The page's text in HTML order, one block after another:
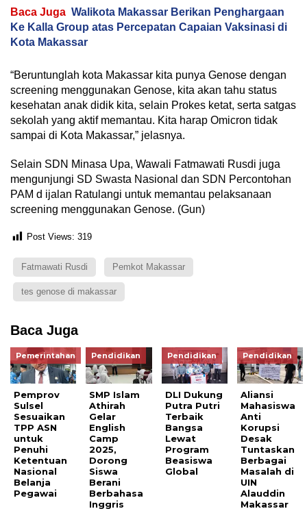
Baca Juga Walikota Makassar Berikan Penghargaan
Ke Kalla Group atas Percepatan Capaian Vaksinasi di
Kota Makassar
“Beruntunglah kota Makassar kita punya Genose dengan
screening menggunakan Genose, kita akan tahu status
kesehatan anak didik kita, selain Prokes ketat, serta satgas
sekolah yang aktif memantau. Kita harap Omicron tidak
sampai di Kota Makassar,” jelasnya.
Selain SDN Minasa Upa, Wawali Fatmawati Rusdi juga
mengunjungi SD Swasta Nasional dan SDN Percontohan
PAM d ijalan Ratulangi untuk memantau pelaksanaan
screening menggunakan Genose. (Gun)
Post Views: 319
Fatmawati Rusdi Pemkot Makassar
tes genose di makassar
Baca Juga
Pemerintahan
Pemprov
Sulsel
Sesuaikan
TPP ASN
untuk
Penuhi
Ketentuan
Nasional
Belanja
Pegawai
Pendidikan
SMP Islam
Athirah
Gelar
English
Camp
2025,
Dorong
Siswa
Berani
Berbahasa
Inggris
Pendidikan
DLI Dukung
Putra Putri
Terbaik
Bangsa
Lewat
Program
Beasiswa
Global
Pendidikan
Aliansi
Mahasiswa
Anti
Korupsi
Desak
Tuntaskan
Berbagai
Masalah di
UIN
Alauddin
Makassar